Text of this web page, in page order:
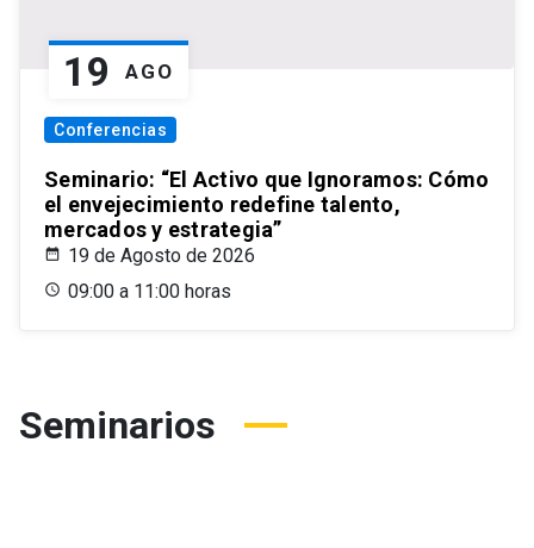
19 AGO
Conferencias
Seminario: “El Activo que Ignoramos: Cómo
el envejecimiento redefine talento,
mercados y estrategia”
19 de Agosto de 2026
09:00 a 11:00 horas
Seminarios